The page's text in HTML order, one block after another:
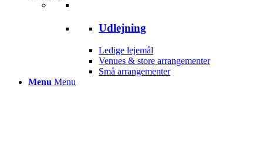
Udlejning
Ledige lejemål
Venues & store arrangementer
Små arrangementer
Menu Menu